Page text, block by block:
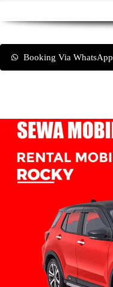
Booking Via WhatsApp